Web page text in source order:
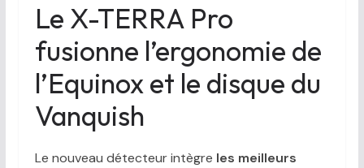
Le X-TERRA Pro
fusionne l’ergonomie de
l’Equinox et le disque du
Vanquish
Le nouveau détecteur intègre les meilleurs